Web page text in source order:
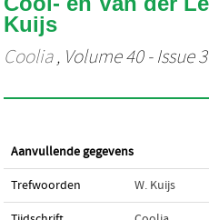
Kuijs
Coolia, Volume 40 - Issue
Aanvullende gegevens
Trefwoorden W. Kuijs